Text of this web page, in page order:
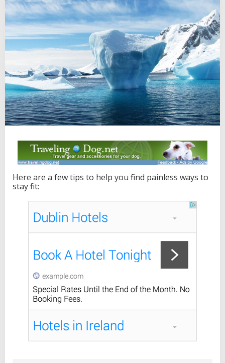
Here are a few tips to help you find painless ways to
stay fit: